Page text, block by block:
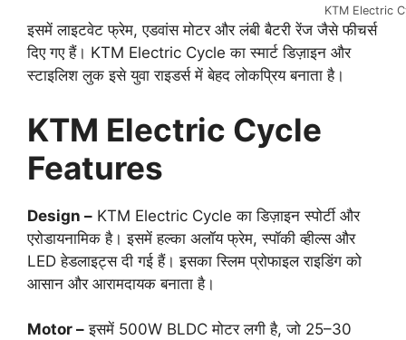
KTM Electric
इसमें लाइटवेट फ्रेम, एडवांस मोटर और लंबी बैटरी रेंज जैसे फीचर्स
दिए गए हैं। KTM Electric Cycle का स्मार्ट डिज़ाइन और
स्टाइलिश लुक इसे युवा राइडर्स में बेहद लोकप्रिय बनाता है।
KTM Electric Cycle
Features
Design – KTM Electric Cycle का डिज़ाइन स्पोर्टी और
एरोडायनामिक है। इसमें हल्का अलॉय फ्रेम, स्पॉकी व्हील्स और
LED हेडलाइट्स दी गई हैं। इसका स्लिम प्रोफाइल राइडिंग को
आसान और आरामदायक बनाता है।
Motor – इसमें 500W BLDC मोटर लगी है, जो 25–30